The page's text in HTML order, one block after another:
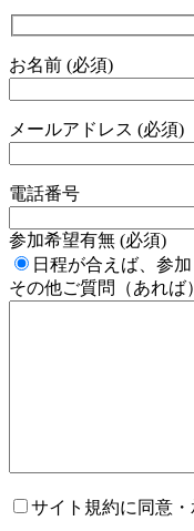
お名前 (必須)
メールアドレス (必須)
電話番号
参加希望有無 (必須)
日程が合えば、参
その他ご質問（あれば）
サイト規約に同意・